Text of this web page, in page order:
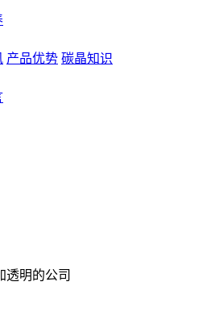
产品优势 碳晶知识
透明的公司